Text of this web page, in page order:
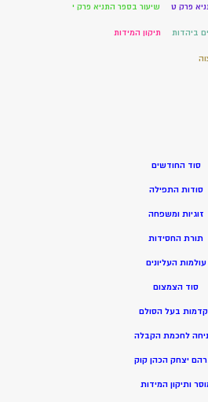
פרק ט שיעור בספר התניא פרק י
ביהדות תיקון המידות
סוד החודשים
סודות התפילה
זוגיות ומשפחה
תורת החסידות
עולמות העליונים
סוד הצמצום
בעל הסולם
לחכמת הקבלה
יצחק הכהן קוק
ותיקון המידות